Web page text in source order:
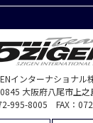
インターナショナル
大阪府八尾市上之
995-8005 FAX：